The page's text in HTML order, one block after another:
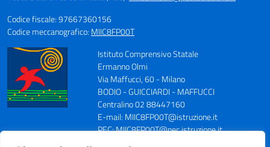
Codice fiscale: 97667360156
Codice meccanografico: MIIC8FP00T
Istituto Comprensivo Statale
Ermanno Olmi
Via Maffucci, 60 - Milano
BODIO - GUICCIARDI - MAFFUCCI
Centralino 02 88447160
E-mail: MIIC8FP00T@istruzione.it
PEC: MIIC8FP00T@pec.istruzione.it